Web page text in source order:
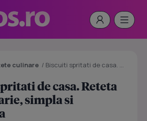
culinare / Biscuiti spritati de casa. Reteta din copilarie, simpla si delicioasa
de casa. Reteta
simpla si